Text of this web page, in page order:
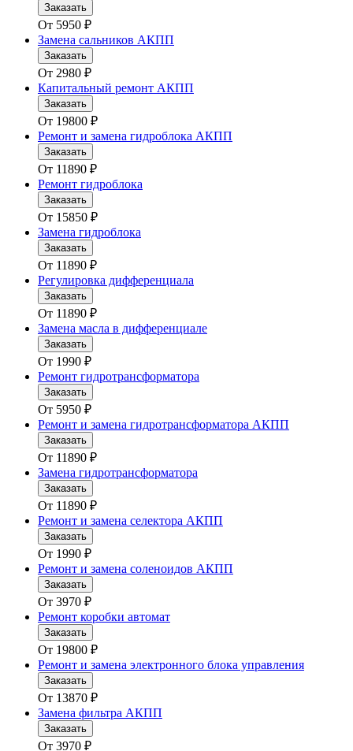
Заказать
От 5950 ₽
Замена сальников АКПП
Заказать
От 2980 ₽
Капитальный ремонт АКПП
Заказать
От 19800 ₽
Ремонт и замена гидроблока АКПП
Заказать
От 11890 ₽
Ремонт гидроблока
Заказать
От 15850 ₽
Замена гидроблока
Заказать
От 11890 ₽
Регулировка дифференциала
Заказать
От 11890 ₽
Замена масла в дифференциале
Заказать
От 1990 ₽
Ремонт гидротрансформатора
Заказать
От 5950 ₽
Ремонт и замена гидротрансформатора АКПП
Заказать
От 11890 ₽
Замена гидротрансформатора
Заказать
От 11890 ₽
Ремонт и замена селектора АКПП
Заказать
От 1990 ₽
Ремонт и замена соленоидов АКПП
Заказать
От 3970 ₽
Ремонт коробки автомат
Заказать
От 19800 ₽
Ремонт и замена электронного блока управления
Заказать
От 13870 ₽
Замена фильтра АКПП
Заказать
От 3970 ₽